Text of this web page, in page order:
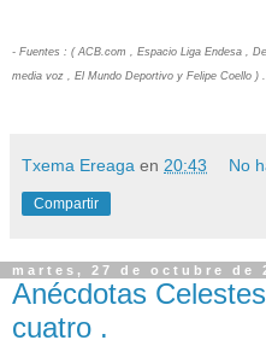
- Fuentes : ( ACB.com , Espacio Liga Endesa ,
media voz , El Mundo Deportivo y Felipe Coello ) .
Txema Ereaga en 20:43 No
Compartir
martes, 27 de octubre de
Anécdotas
cuatro .